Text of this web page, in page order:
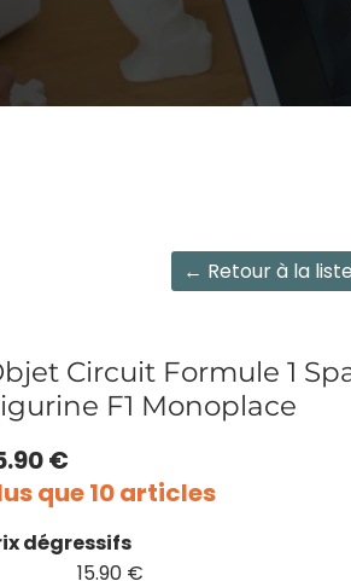
← Retour à la liste
Circuit Formule 1
F1 Monoplace
€
que 10 articles
dégressifs
15.90 €